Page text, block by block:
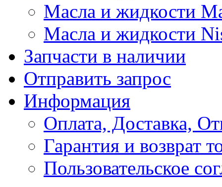
Масла и жидкости
Масла и жидкости
Запчасти в наличии
Отправить запрос
Информация
Оплата, Доставка,
Гарантия и возврат
Пользовательское